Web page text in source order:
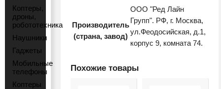
Коптеры,
дроны,
робототехника
Наушники
Гаджеты
Мобильные
телефоны
Коптеры
Производитель
(страна, завод)
ООО "Ред Лайн
Групп". РФ, г. Москва,
ул.Феодосийская, д.1,
корпус 9, комната 74.
Похожие товары